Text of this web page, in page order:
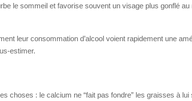
le sommeil et favorise souvent un visage plus gonflé
leur consommation d’alcool voient rapidement une
estimer.
choses : le calcium ne “fait pas fondre” les graisses à